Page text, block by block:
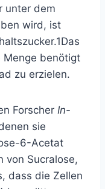
unter dem
wird, ist
1Das
Menge benötigt
zu erzielen.
Forscher In-
sie
6-Acetat
von Sucralose,
dass die Zellen